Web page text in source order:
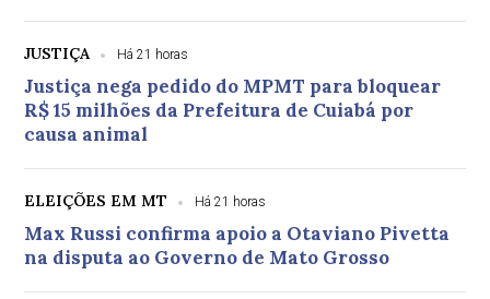
JUSTIÇA Há 21 horas
Justiça nega pedido do MPMT para bloquear
R$ 15 milhões da Prefeitura de Cuiabá por
causa animal
ELEIÇÕES EM MT Há 21 horas
Max Russi confirma apoio a Otaviano Pivetta
na disputa ao Governo de Mato Grosso